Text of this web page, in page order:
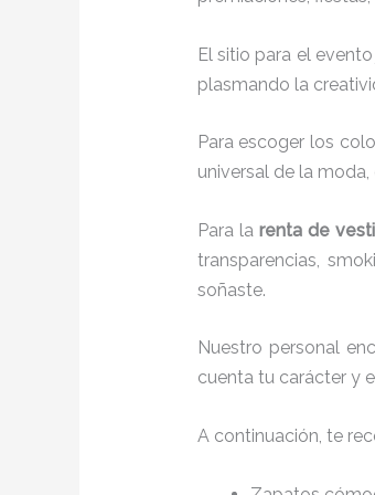
El sitio para el
plasmando la
Para escoger los
universal de la
Para la renta de
transparencias,
soñaste.
Nuestro personal
cuenta tu carácter y
A continuación, te